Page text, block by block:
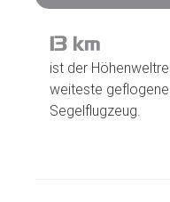
13km
ist der
weiteste
Segelflugzeug.